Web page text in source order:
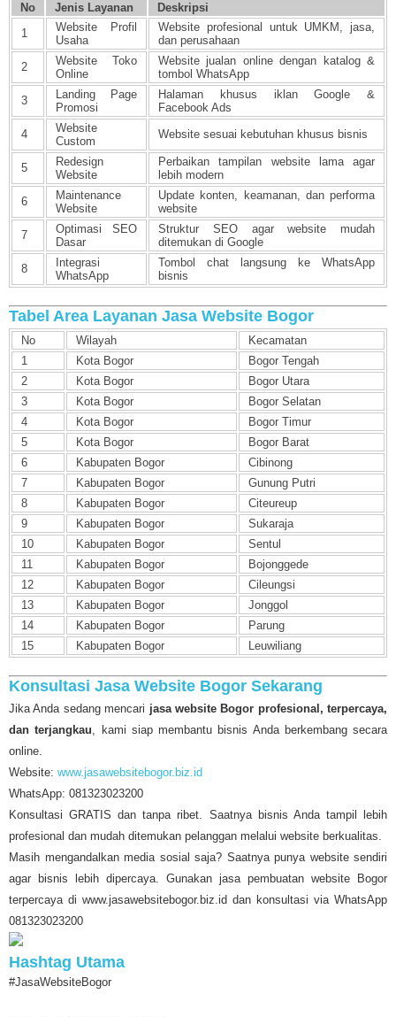
No Jenis Layanan
Deskripsi
1
Website Profil
Usaha
Website profesional untuk UMKM, jasa,
dan perusahaan
2
Website Toko
Online
Website jualan online dengan katalog &
tombol WhatsApp
3
Landing Page
Promosi
Halaman khusus iklan Google &
Facebook Ads
4
Website
Custom
Website sesuai kebutuhan khusus bisnis
5
Redesign
Website
Perbaikan tampilan website lama agar
lebih modern
6
Maintenance
Website
Update konten, keamanan, dan performa
website
7
Optimasi SEO
Dasar
Struktur SEO agar website mudah
ditemukan di Google
8
Integrasi
WhatsApp
Tombol chat langsung ke WhatsApp
bisnis
Tabel Area Layanan Jasa Website Bogor
No Wilayah
Kecamatan
1
Kota Bogor
Bogor Tengah
2
Kota Bogor
Bogor Utara
3
Kota Bogor
Bogor Selatan
4
Kota Bogor
Bogor Timur
5
Kota Bogor
Bogor Barat
6
Kabupaten Bogor
Cibinong
7
Kabupaten Bogor
Gunung Putri
8
Kabupaten Bogor
Citeureup
9
Kabupaten Bogor
Sukaraja
10
Kabupaten Bogor
Sentul
11
Kabupaten Bogor
Bojonggede
12
Kabupaten Bogor
Cileungsi
13
Kabupaten Bogor
Jonggol
14
Kabupaten Bogor
Parung
15
Kabupaten Bogor Leuwiliang
Konsultasi Jasa Website Bogor Sekarang
Jika Anda sedang mencari jasa website Bogor profesional, terpercaya,
dan terjangkau, kami siap membantu bisnis Anda berkembang secara
online.
Website: www.jasawebsitebogor.biz.id
WhatsApp: 081323023200
Konsultasi GRATIS dan tanpa ribet. Saatnya bisnis Anda tampil lebih
profesional dan mudah ditemukan pelanggan melalui website berkualitas.
Masih mengandalkan media sosial saja? Saatnya punya website sendiri
agar bisnis lebih dipercaya. Gunakan jasa pembuatan website Bogor
terpercaya di www.jasawebsitebogor.biz.id dan konsultasi via WhatsApp
081323023200
Hashtag Utama
#JasaWebsiteBogor